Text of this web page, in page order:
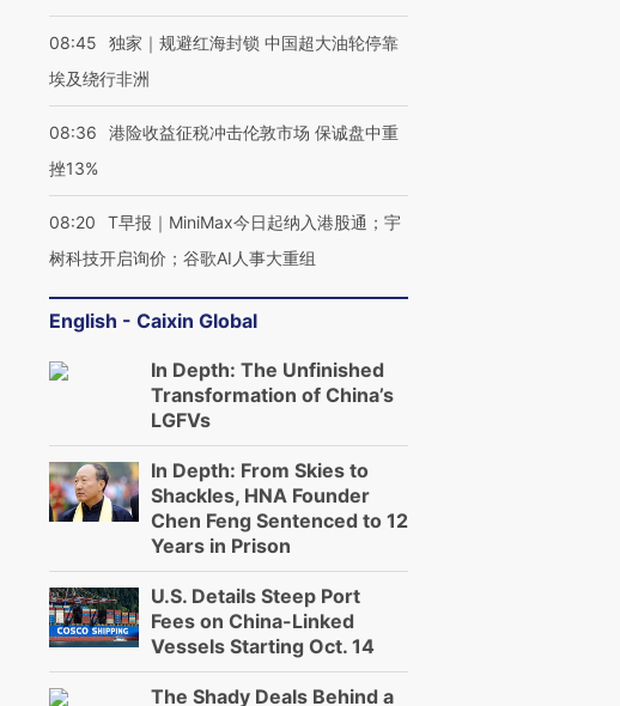
08:45
独家｜规避红海封锁 中国超大油轮停靠
埃及绕行非洲
08:36
港险收益征税冲击伦敦市场 保诚盘中重
挫13%
08:20
T早报｜MiniMax今日起纳入港股通；宇
树科技开启询价；谷歌AI人事大重组
English - Caixin Global
In Depth: The Unfinished
Transformation of China’s
LGFVs
In Depth: From Skies to
Shackles, HNA Founder
Chen Feng Sentenced to 12
Years in Prison
U.S. Details Steep Port
Fees on China-Linked
Vessels Starting Oct. 14
The Shady Deals Behind a